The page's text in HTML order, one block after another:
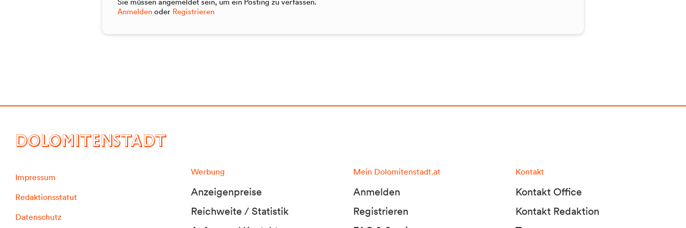
Anmelden oder Registrieren
DOLOMITENSTADT
Impressum
Redaktionsstatut
Datenschutz
Werbung
Anzeigenpreise
Reichweite / Statistik
Mein Dolomitenstadt.at
Anmelden
Registrieren
Kontakt
Kontakt Office
Kontakt Redaktion